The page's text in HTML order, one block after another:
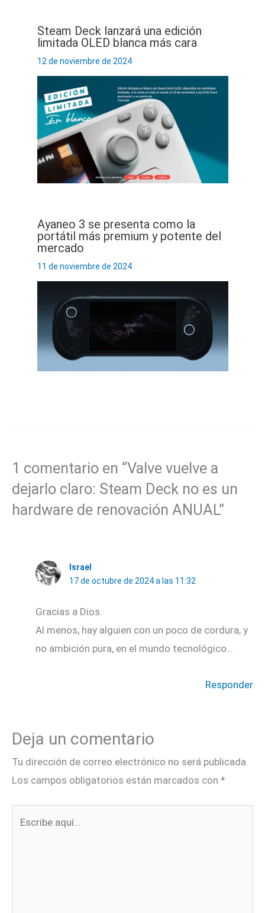
Steam Deck lanzará una edición
limitada OLED blanca más cara
12 de noviembre de 2024
Ayaneo 3 se presenta como la
portátil más premium y potente del
mercado
11 de noviembre de 2024
1 comentario en “Valve vuelve a
dejarlo claro: Steam Deck no es un
hardware de renovación ANUAL”
Israel
17 de octubre de 2024 a las 11:32
Gracias a Dios.
Al menos, hay alguien con un poco de cordura, y
no ambición pura, en el mundo tecnológico…
Responder
Deja un comentario
Tu dirección de correo electrónico no será publicada.
Los campos obligatorios están marcados con *